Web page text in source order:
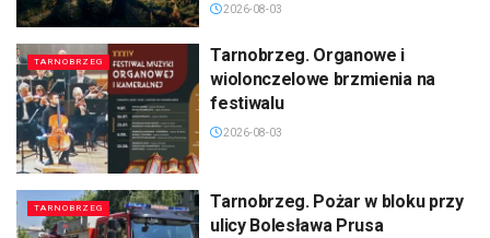
2026-08-03
TARNOBRZEG
Tarnobrzeg. Organowe i
wiolonczelowe brzmienia na
festiwalu
2026-08-03
TARNOBRZEG
Tarnobrzeg. Pożar w bloku przy
ulicy Bolesława Prusa